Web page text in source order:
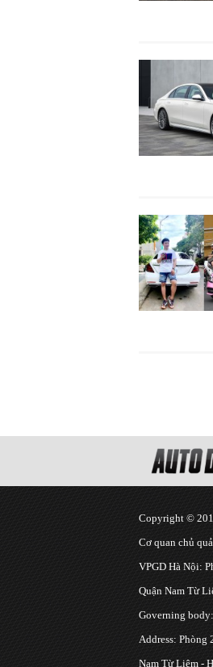
Copyright ©
Cơ quan chủ
VPGD Hà Nội:
Quận Nam Từ
Governing
Address: Phòng
Nam Từ Liêm -